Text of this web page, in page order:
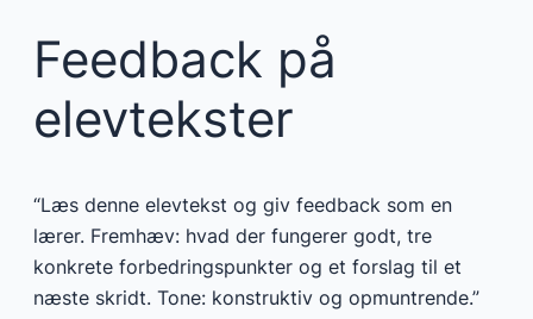
Feedback på
elevtekster
“Læs denne elevtekst og giv feedback som en
lærer. Fremhæv: hvad der fungerer godt, tre
konkrete forbedringspunkter og et forslag til et
næste skridt. Tone: konstruktiv og opmuntrende.”